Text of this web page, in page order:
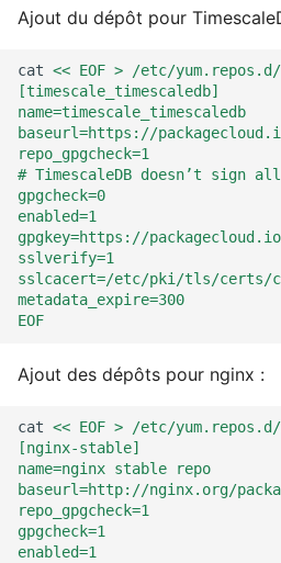
Ajout du dépôt pour
cat << EOF > /etc/
[timescale_timescaledb]
name=timescale_timescaledb
baseurl=https://
repo_gpgcheck=1
# TimescaleDB doesn’t sign
gpgcheck=0
enabled=1
gpgkey=https://
sslverify=1
sslcacert=/etc/pki/tls/certs/
metadata_expire=300
EOF
Ajout des dépôts pour nginx :
cat << EOF > /etc/
[nginx-stable]
name=nginx stable repo
baseurl=http://nginx.org/
repo_gpgcheck=1
gpgcheck=1
enabled=1